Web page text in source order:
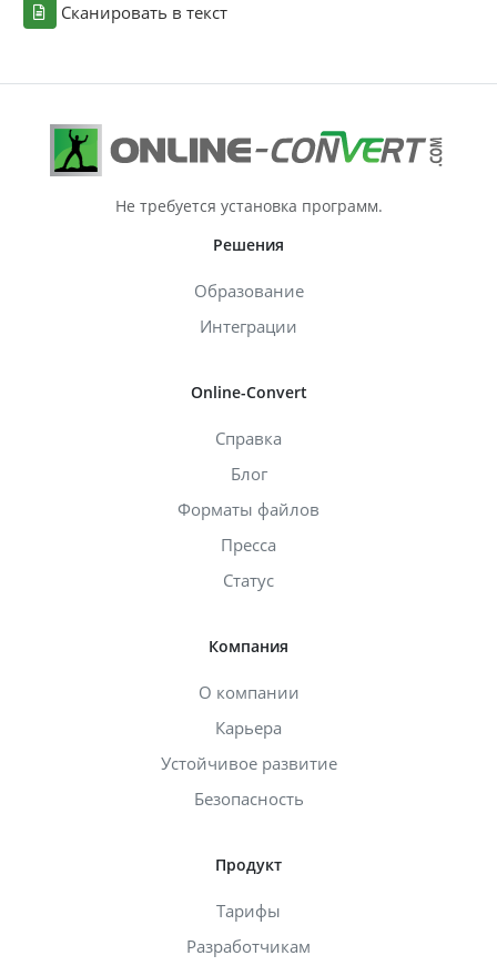
Сканировать в текст
Не требуется установка программ.
Решения
Образование
Интеграции
Online-Convert
Справка
Блог
Форматы файлов
Пресса
Статус
Компания
О компании
Карьера
Устойчивое развитие
Безопасность
Продукт
Тарифы
Разработчикам